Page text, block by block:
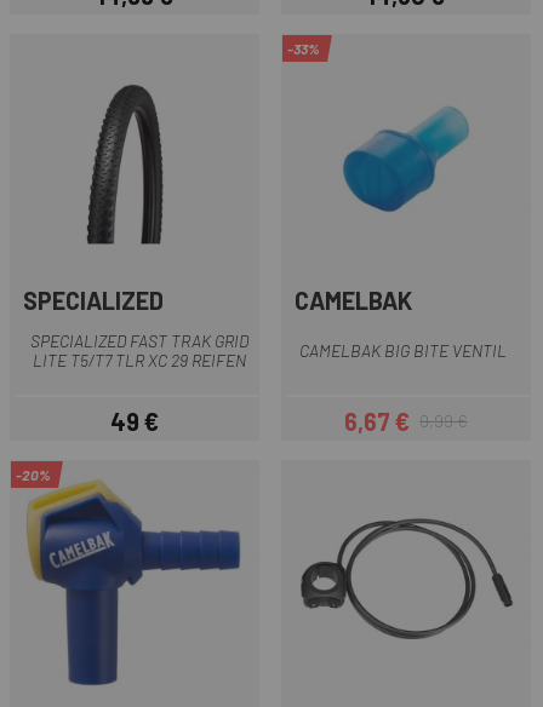
Preis Preis
SPECIALIZED
SPECIALIZED FAST TRAK GRID
LITE T5/T7 TLR XC 29 REIFEN
Preis
49 €
-33%
CAMELBAK
CAMELBAK BIG BITE VENTIL
Preis
6,67 €Regulärer Preis
9,99 €
-20%